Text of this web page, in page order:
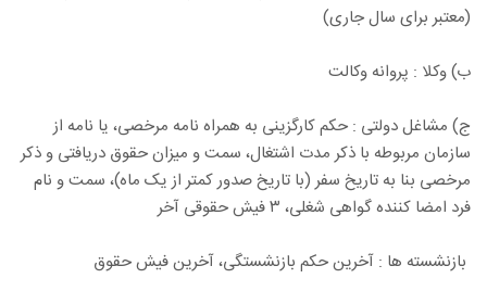
(معتبر برای سال جاری)
ب) وکلا : پروانه وکالت
ج) مشاغل دولتی : حکم کارگزینی به همراه نامه مرخصی، یا نامه از
سازمان مربوطه با ذکر مدت اشتغال، سمت و میزان حقوق دریافتی و ذکر
مرخصی بنا به تاریخ سفر (با تاریخ صدور کمتر از یک ماه)، سمت و نام
فرد امضا کننده گواهی شغلی، ۳ فیش حقوقی آخر
بازنشسته ها : آخرین حکم بازنشستگی، آخرین فیش حقوق